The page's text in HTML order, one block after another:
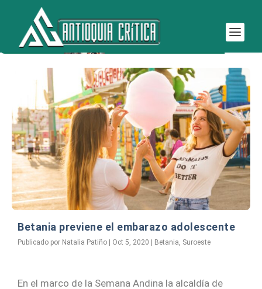
Etiqueta:
Betania previene el embarazo adolescente
Publicado por Natalia Patiño Oct 5, 2020 Betania, Suroeste
En el marco de la Semana Andina la alcaldía de